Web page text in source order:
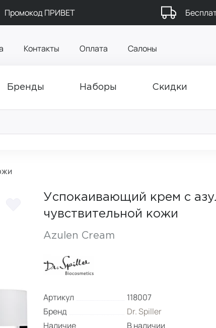
Промокод ПРИВЕТ
Контакты Оплата Салоны
Бренды Наборы Скидки
Успокаивающий крем с
чувствительной кожи
Azulen Cream
Артикул
118007
Бренд
Dr. Spiller
Наличие
В наличии